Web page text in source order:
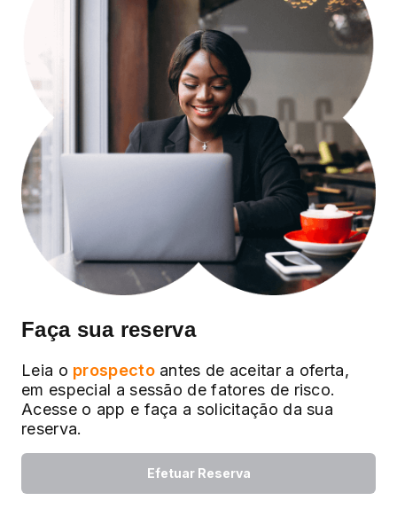
Faça sua reserva
Leia o prospecto antes de aceitar a oferta,
em especial a sessão de fatores de risco.
Acesse o app e faça a solicitação da sua
reserva.
Efetuar Reserva